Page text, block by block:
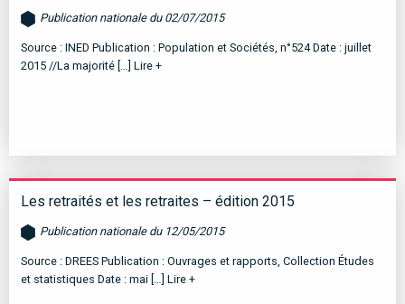
Publication nationale du 02/07/2015
Source : INED Publication : Population et Sociétés, n°524 Date : juillet
2015 //La majorité […] Lire +
Les retraités et les retraites – édition 2015
Publication nationale du 12/05/2015
Source : DREES Publication : Ouvrages et rapports, Collection Études
et statistiques Date : mai […] Lire +